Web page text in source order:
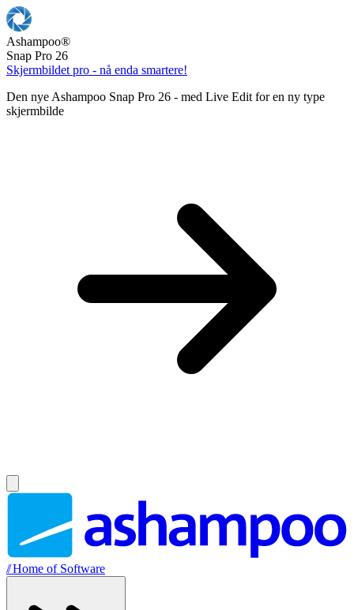
Ashampoo®
Snap Pro 26
Skjermbildet pro - nå enda smartere!
Den nye Ashampoo Snap Pro 26 - med Live Edit for en ny type
skjermbilde
//Home of Software